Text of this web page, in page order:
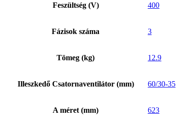
Feszültség (V) 400
Fázisok száma 3
Tömeg (kg) 12.9
Illeszkedő Csatornaventilátor (mm) 60/30-35
A méret (mm) 623